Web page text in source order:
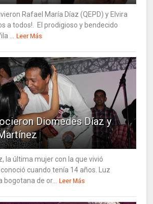
Rafael María Díaz (QEPD) y Elvira
a todos!. El prodigioso y bendecido
...
Leer Más
Diomedes Díaz y
la última mujer con la que vivió
cuando tenía 14 años. Luz
de or...
Leer Más